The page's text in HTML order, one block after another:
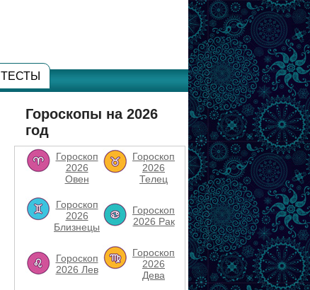
ТЕСТЫ
Гороскопы на 2026
год
Гороскоп
2026
Овен
Гороскоп
2026
Телец
Гороскоп
2026
Близнецы
Гороскоп
2026 Рак
Гороскоп
2026 Лев
Гороскоп
2026
Дева